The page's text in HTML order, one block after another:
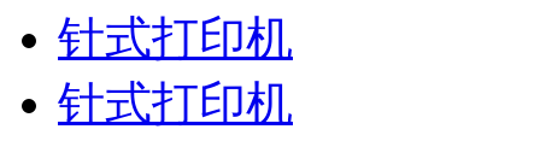
针式打印机
针式打印机